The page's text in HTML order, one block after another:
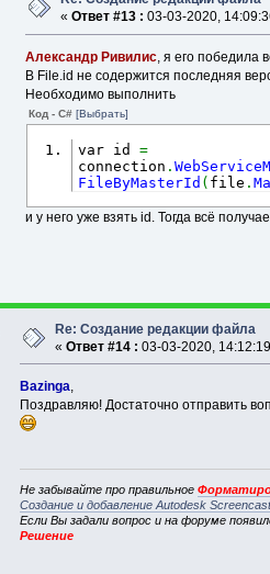
« Ответ #13 : 03-03-2020,
Александр Ривилис, я его победила
В File.id не содержится последняя
Необходимо выполнить
Код - C# [Выбрать]
var id =
connection .
FileByMasterId ( file .
и у него уже взять id. Тогда всё
Re: Создание редакции файла
« Ответ #14 : 03-03-2020,
Bazinga,
Поздравляю! Достаточно отправить
Не забывайте про правильное
Создание и добавление Autodesk
Если Вы задали вопрос и на форуме
Решение